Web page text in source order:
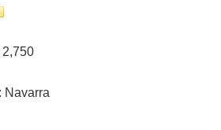
2,750
Navarra